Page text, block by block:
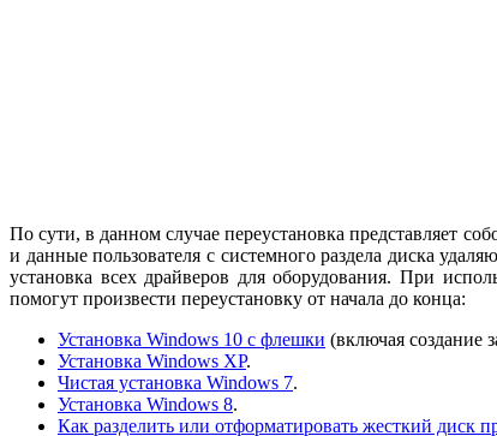
По сути, в данном случае переустановка представляет
и данные пользователя с системного раздела диска
установка всех драйверов для оборудования. При
помогут произвести переустановку от начала до конца:
Установка Windows 10 с флешки (включая создание
Установка Windows XP.
Чистая установка Windows 7.
Установка Windows 8.
Как разделить или отформатировать жесткий диск